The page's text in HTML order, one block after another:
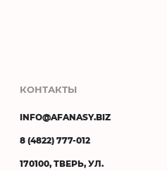
КОНТАКТЫ
INFO@AFANASY.BIZ
8 (4822) 777-012
170100, ТВЕРЬ, УЛ.